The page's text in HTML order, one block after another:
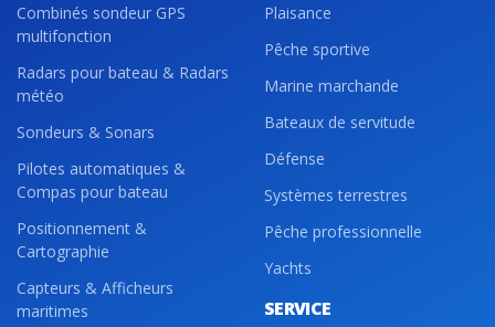
Combinés sondeur GPS
multifonction
Radars pour bateau & Radars
météo
Sondeurs & Sonars
Pilotes automatiques &
Compas pour bateau
Positionnement &
Cartographie
Capteurs & Afficheurs
maritimes
Plaisance
Pêche sportive
Marine marchande
Bateaux de servitude
Défense
Systèmes terrestres
Pêche professionnelle
Yachts
SERVICE